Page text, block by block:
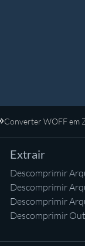
Converter WOFF em
Extrair
Descomprimir
Descomprimir
Descomprimir
Descomprimir